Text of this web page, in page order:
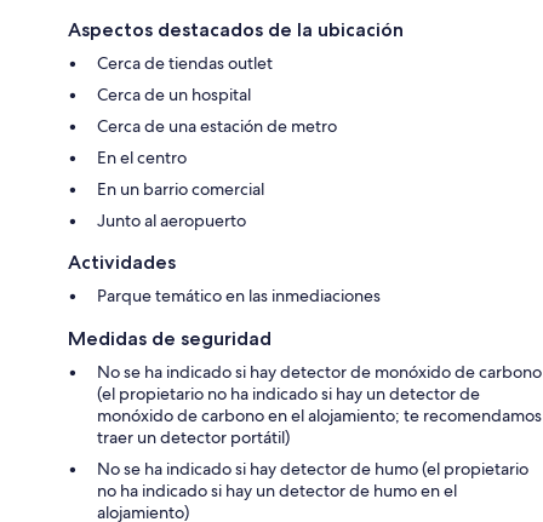
Aspectos destacados de la ubicación
Cerca de tiendas outlet
Cerca de un hospital
Cerca de una estación de metro
En el centro
En un barrio comercial
Junto al aeropuerto
Actividades
Parque temático en las inmediaciones
Medidas de seguridad
No se ha indicado si hay detector de monóxido de carbono
(el propietario no ha indicado si hay un detector de
monóxido de carbono en el alojamiento; te recomendamos
traer un detector portátil)
No se ha indicado si hay detector de humo (el propietario
no ha indicado si hay un detector de humo en el
alojamiento)